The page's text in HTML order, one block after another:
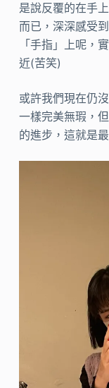
是說反覆的在手
而已，深深感受
「手指」上呢，
近(苦笑)
或許我們現在仍
一樣完美無瑕，
的進步，這就是